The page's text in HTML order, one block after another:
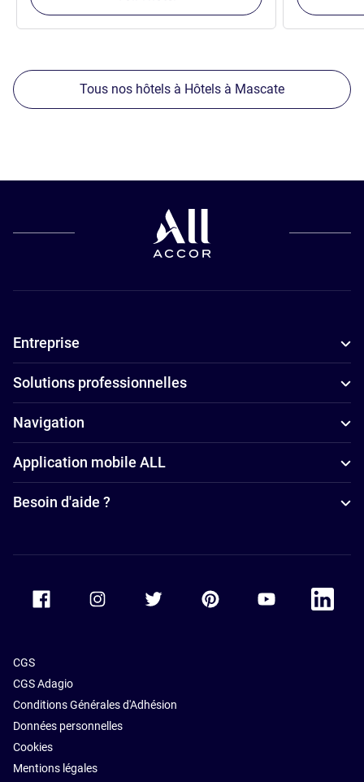
Tous nos hôtels à Hôtels à Mascate
Entreprise
Solutions professionnelles
Navigation
Application mobile ALL
Besoin d'aide ?
Accor Youtube
Accor
CGS
CGS Adagio
Conditions Générales d'Adhésion
Données personnelles
Cookies
Mentions légales